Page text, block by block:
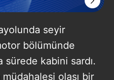
seyir
bölümünde
sürede kabini sardı.
olası bir